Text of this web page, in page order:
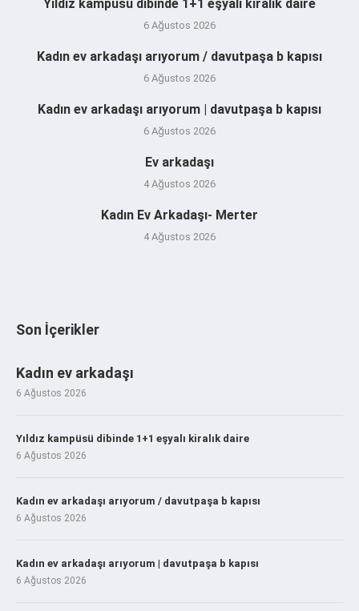
Yıldız kampüsü dibinde 1+1 eşyalı kiralık daire
6 Ağustos 2026
Kadın ev arkadaşı arıyorum / davutpaşa b kapısı
6 Ağustos 2026
Kadın ev arkadaşı arıyorum | davutpaşa b kapısı
6 Ağustos 2026
Ev arkadaşı
4 Ağustos 2026
Kadın Ev Arkadaşı- Merter
4 Ağustos 2026
Son İçerikler
Kadın ev arkadaşı
6 Ağustos 2026
Yıldız kampüsü dibinde 1+1 eşyalı kiralık daire
6 Ağustos 2026
Kadın ev arkadaşı arıyorum / davutpaşa b kapısı
6 Ağustos 2026
Kadın ev arkadaşı arıyorum | davutpaşa b kapısı
6 Ağustos 2026